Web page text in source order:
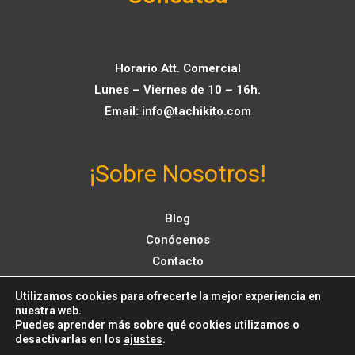
Horario Att. Comercial
Lunes – Viernes de 10 – 16h.
Email: info@tachikito.com
¡Sobre Nosotros!
Blog
Conócenos
Contacto
© 2026tachikito.com-Todos los Derechos Reservados
Utilizamos cookies para ofrecerte la mejor experiencia en
nuestra web.
Puedes aprender más sobre qué cookies utilizamos o
desactivarlas en los ajustes.